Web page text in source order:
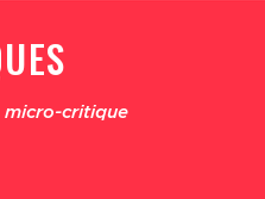
micro-critique